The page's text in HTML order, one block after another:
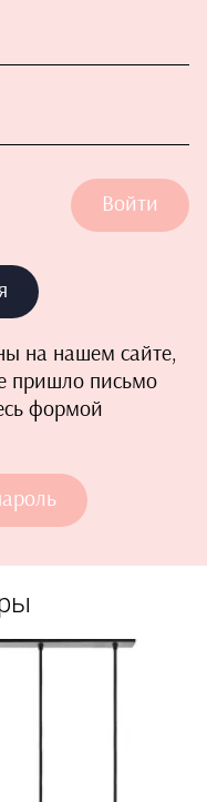
Войти
на нашем сайте,
пришло письмо
формой